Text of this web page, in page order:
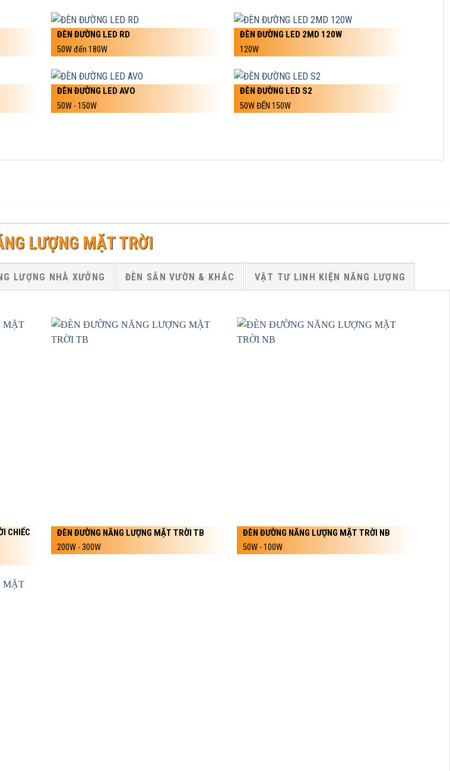
ĐÈN ĐƯỜNG LED RD
50W đến 180W
ĐÈN ĐƯỜNG LED 2MD 120W
120W
ĐÈN ĐƯỜNG LED AVO
50W - 150W
ĐÈN ĐƯỜNG LED S2
50W ĐẾN 150W
LƯỢNG MẶT TRỜI
LƯỢNG NHÀ XƯỞNG ĐÈN SÂN VƯỜN & KHÁC VẬT TƯ LINH KIỆN NĂNG LƯỢNG
CHIẾC
ĐÈN ĐƯỜNG NĂNG LƯỢNG MẶT TRỜI TB
200W - 300W
ĐÈN ĐƯỜNG NĂNG LƯỢNG MẶT TRỜI NB
50W - 100W